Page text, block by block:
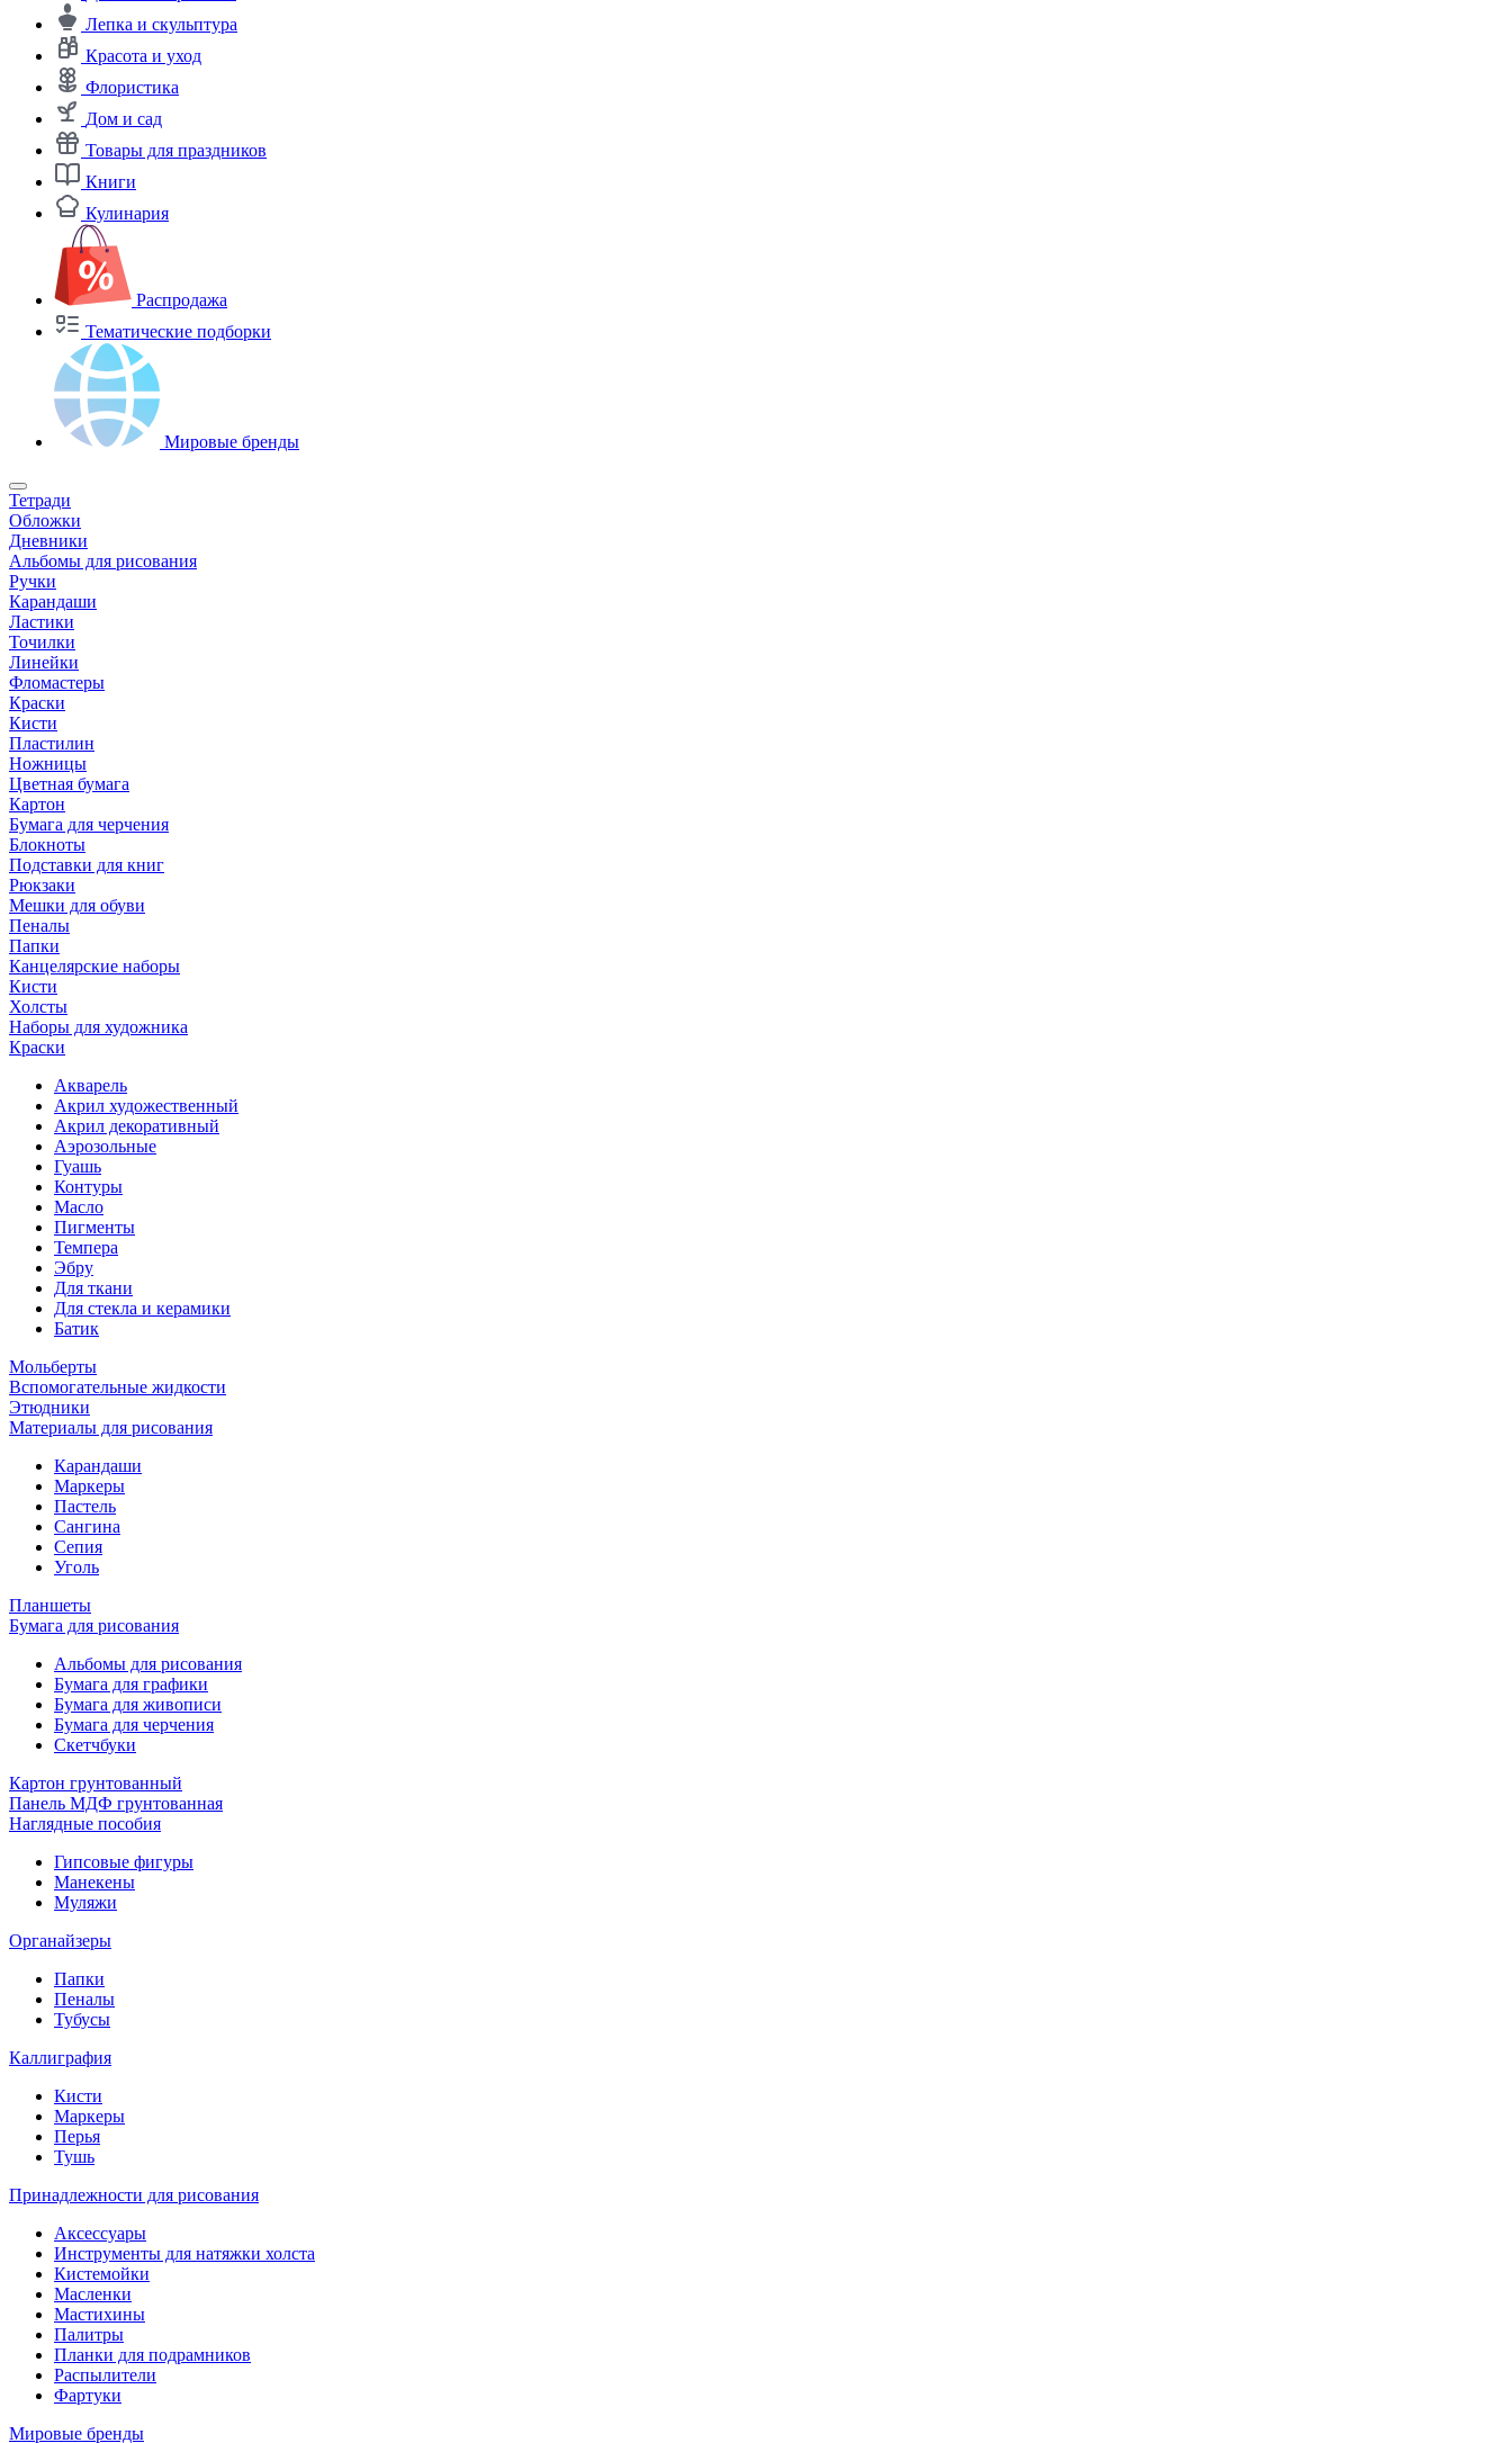
Лепка и скульптура
Красота и уход
Флористика
Дом и сад
Товары для праздников
Книги
Кулинария
Распродажа
Тематические подборки
Мировые бренды
Тетради
Обложки
Дневники
Альбомы для рисования
Ручки
Карандаши
Ластики
Точилки
Линейки
Фломастеры
Краски
Кисти
Пластилин
Ножницы
Цветная бумага
Картон
Бумага для черчения
Блокноты
Подставки для книг
Рюкзаки
Мешки для обуви
Пеналы
Папки
Канцелярские наборы
Кисти
Холсты
Наборы для художника
Краски
Акварель
Акрил художественный
Акрил декоративный
Аэрозольные
Гуашь
Контуры
Масло
Пигменты
Темпера
Эбру
Для ткани
Для стекла и керамики
Батик
Мольберты
Вспомогательные жидкости
Этюдники
Материалы для рисования
Карандаши
Маркеры
Пастель
Сангина
Сепия
Уголь
Планшеты
Бумага для рисования
Альбомы для рисования
Бумага для графики
Бумага для живописи
Бумага для черчения
Скетчбуки
Картон грунтованный
Панель МДФ грунтованная
Наглядные пособия
Гипсовые фигуры
Манекены
Муляжи
Органайзеры
Папки
Пеналы
Тубусы
Каллиграфия
Кисти
Маркеры
Перья
Тушь
Принадлежности для рисования
Аксессуары
Инструменты для натяжки холста
Кистемойки
Масленки
Мастихины
Палитры
Планки для подрамников
Распылители
Фартуки
Мировые бренды